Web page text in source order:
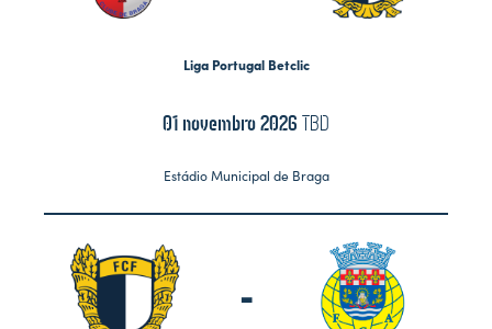
Liga Portugal Betclic
01 novembro 2026 TBD
Estádio Municipal de Braga
-